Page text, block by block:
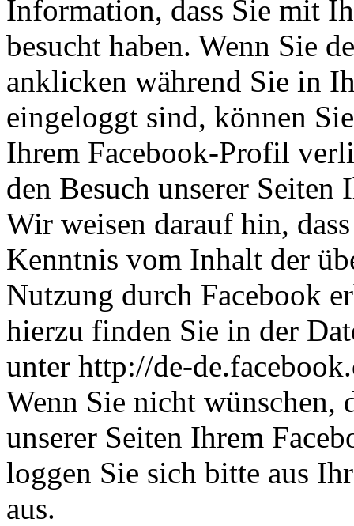
Information, dass Sie mit
besucht haben. Wenn Sie
anklicken während Sie in
eingeloggt sind, können
Ihrem Facebook-Profil
den Besuch unserer
Wir weisen darauf hin,
Kenntnis vom Inhalt der
Nutzung durch Facebook
hierzu finden Sie in der
unter http://de-
Wenn Sie nicht wünschen,
unserer Seiten Ihrem
loggen Sie sich bitte aus
aus.